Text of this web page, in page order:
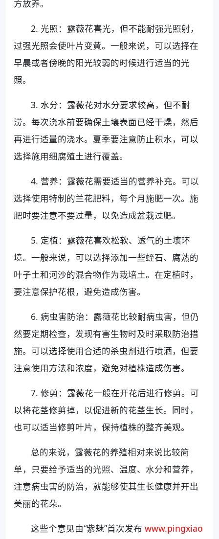
方放养。
2. 光照：露薇花喜光，但不能耐强光照射，
过强光照会使叶片变黄。一般来说，可以选择在
早晨或者傍晚的阳光较弱的时候进行适当的光
照。
3. 水分：露薇花对水分要求较高，但不耐
涝。每次浇水前要确保土壤表面已经干燥，然后
再进行适量的浇水。夏季要注意防止积水，可以
选择施用细腐殖土进行覆盖。
4. 营养：露薇花需要适当的营养补充。可以
选择使用特制的兰花肥料，每个月施肥一次。施
肥时要注意不要过量，以免造成盆栽过肥。
5. 定植：露薇花喜欢松软、透气的土壤环
境。一般来说，可以选择添加一些蛭石、腐熟的
叶子土和河沙的混合物作为栽培土。在定植时，
要注意保护花根，避免造成伤害。
6. 病虫害防治：露薇花比较耐病虫害，但仍
然要定期检查，发现有害生物时及时采取防治措
施。可以选择使用合适的杀虫剂进行喷洒，但要
注意使用方法和浓度，避免对植株造成伤害。
7. 修剪：露薇花一般在开花后进行修剪。可
以将花茎修剪掉，以促进新的花茎生长。同时，
也可以适当修剪叶片，保持植株的整齐美观。
总的来说，露薇花的养殖相对来说比较简
单，只要给予适当的光照、温度、水分和营养，
注意病虫害的防治，就能够使其生长健康并开出
美丽的花朵。
这些个意见由“紫魅”首次发布www.pingxiao